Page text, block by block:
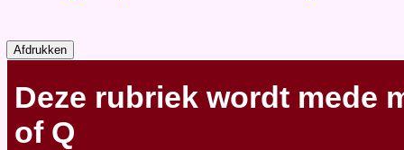
Deze rubriek wordt mede
of Q